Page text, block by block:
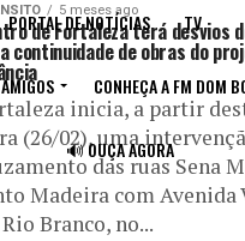
PORTAL DE NOTÍCIAS TV
CONHEÇA A FM DOM
🔊 OUÇA AGORA
5 meses ago
de Fortaleza terá desvios
continuidade de obras do
inicia, a partir
(26/02), uma
das ruas Sena
Madeira com Avenida
Branco, no...